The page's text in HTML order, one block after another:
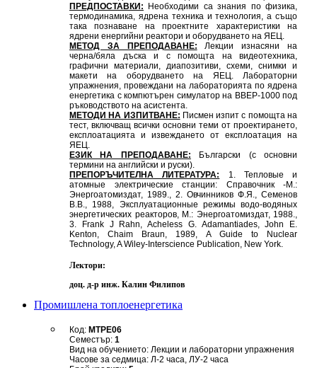
ПРЕДПОСТАВКИ: Необходими са знания по физика,
термодинамика, ядрена техника и технология, а също
така познаване на проектните характеристики на
ядрени енергийни реактори и оборудването на ЯЕЦ.
МЕТОД ЗА ПРЕПОДАВАНЕ: Лекции изнасяни на
черна/бяла дъска и с помощта на видеотехника,
графични материали, диапозитиви, схеми, снимки и
макети на оборудването на ЯЕЦ. Лабораторни
упражнения, провеждани на лабораторията по ядрена
енергетика с компютърен симулатор на ВВЕР-1000 под
ръководството на асистента.
МЕТОДИ НА ИЗПИТВАНЕ: Писмен изпит с помощта на
тест, включващ всички основни теми от проектирането,
експлоатацията и извеждането от експлоатация на
ЯЕЦ.
ЕЗИК НА ПРЕПОДАВАНЕ: Български (с основни
термини на английски и руски).
ПРЕПОРЪЧИТЕЛНА ЛИТЕРАТУРА: 1. Тепловые и
атомные электрические станции: Справочник -М.:
Энергоатомиздат, 1989., 2. Овчинников Ф.Я., Семенов
В.В., 1988, Эксплуатационные режимы водо-водяных
энергетических реакторов, М.: Энергоатомиздат, 1988.,
3. Frank J Rahn, Acheless G. Adamantiades, John E.
Kenton, Chaim Braun, 1989, A Guide to Nuclear
Technology, A Wiley-Interscience Publication, New York.
Лектори:
доц. д-р инж. Калин Филипов
Промишлена топлоенергетика
Код: МТРЕ06
Семестър: 1
Вид на обучението: Лекции и лабораторни упражнения
Часове за седмица: Л-2 часа, ЛУ-2 часа